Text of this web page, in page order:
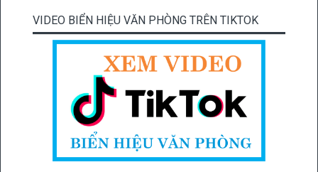
VIDEO BIỂN HIỆU VĂN PHÒNG TRÊN TIKTOK